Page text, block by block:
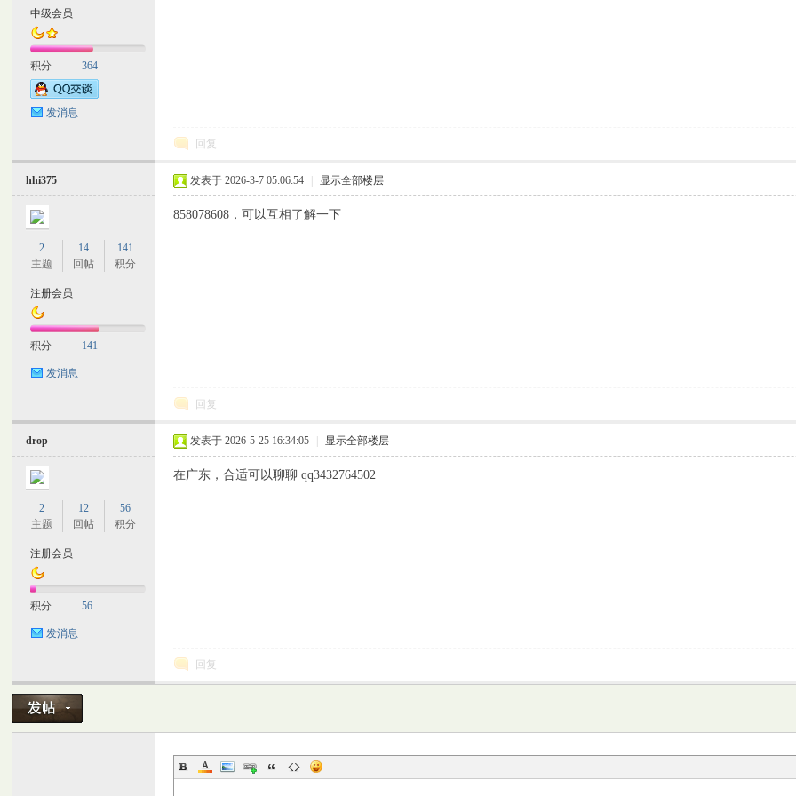
中级会员
积分 364
发消息
回复
hhi375
2
主题
14
回帖
141
积分
注册会员
积分 141
发消息
发表于 2026-3-7 05:06:54 显示全部楼层
858078608，可以互相了解一下
回复
drop
2
主题
12
回帖
56
积分
注册会员
积分 56
发消息
发表于 2026-5-25 16:34:05 显示全部楼层
在广东，合适可以聊聊 qq3432764502
回复